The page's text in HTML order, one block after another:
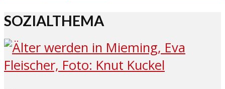
SOZIALTHEMA